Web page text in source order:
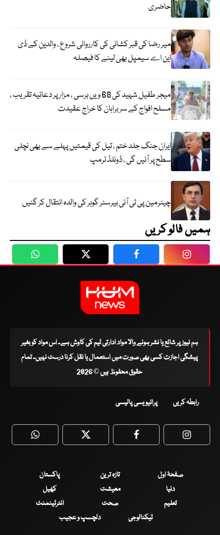
حاضری
میر رضا کی قبر کشائی کی کارروائی شروع ، والدین کے ڈی
این اے سیمپل بھی لینے کا فیصلہ
میجر طفیل شہید کی 68 ویں برسی ، مزار پر دعائیہ تقریب ،
مسلح افواج کے سربراہان کا خراج عقیدت
ایران جنگ جلد ختم ، تیل کی قیمتیں پہلے سے بھی نچلی
سطح پر آئیں گی ، ڈونلڈ ٹرمپ
چیئرمین پی ٹی آئی بیرسٹر گوہر کی والدہ انتقال کر گئیں
ہمیں فالو کریں
WhatsApp Twitter Facebook
ہم نیوز پر شائع یا نشر ہونے والا مواد ادارتی ٹیم کی کاوش ہے۔ اس مواد کو بغیر
پیشگی اجازت کسی بھی صورت میں استعمال یا نقل کرنا درست نہیں۔ تمام
حقوق محفوظ ہیں © 2026
رابطہ کریں پرائیویسی پالیسی
WhatsApp Twitter Facebook
صفحۂ اول تازہ ترین
پاکستان
دنیا
معیشت
کھیل
تعلیم
صحت
انٹرٹینمنٹ
ٹیکنالوجی
دلچسپ و عجیب